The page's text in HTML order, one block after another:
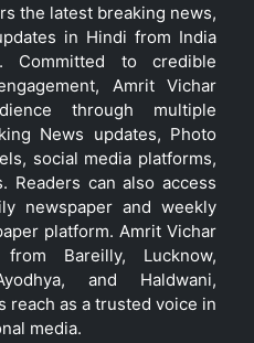
the latest breaking news,
in Hindi from India
Committed to credible
Amrit Vichar
through multiple
News updates, Photo
social media platforms,
Readers can also access
newspaper and weekly
platform. Amrit Vichar
Bareilly, Lucknow,
and Haldwani,
reach as a trusted voice in
media.